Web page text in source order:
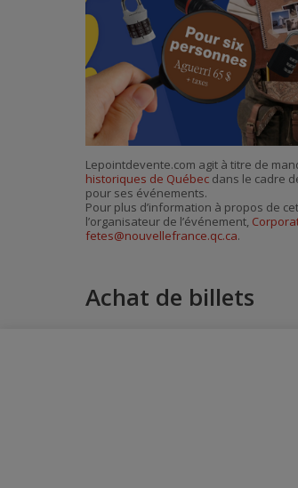
Lepointdevente.com agit à titre de
historiques de Québec dans le cadre
pour ses événements.
Pour plus d’information à propos de
l’organisateur de l’événement,
fetes@nouvellefrance.qc.ca.
Achat de billets